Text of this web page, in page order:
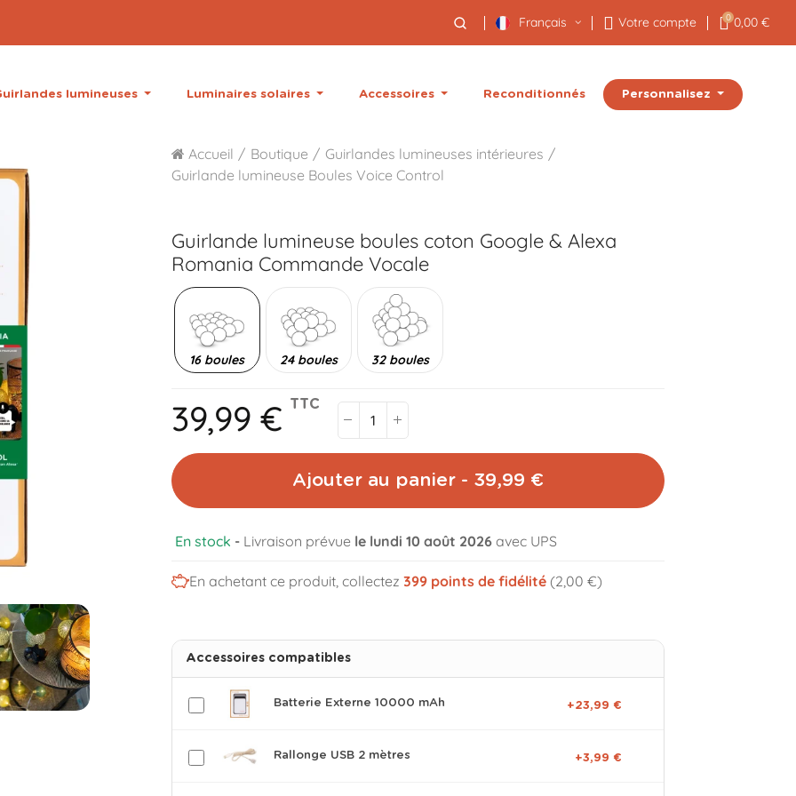
Français Votre compte 0 0,00 €
lumineuses Luminaires solaires Accessoires Reconditionnés Personnalisez
Accueil Boutique
Guirlandes lumineuses intérieures
Guirlande lumineuse Boules Voice Control
Guirlande lumineuse boules coton Google & Alexa
Romania Commande Vocale
16 boules 24 boules 32 boules
39,99 € TTC
Ajouter au panier - 39,99 €
En stock - Livraison prévue le lundi 10 août 2026 avec UPS
En achetant ce produit, collectez 399points de fidélité (2,00 €)
Accessoires compatibles
Batterie Externe 10000 mAh +23,99 €
Rallonge USB 2 mètres +3,99 €